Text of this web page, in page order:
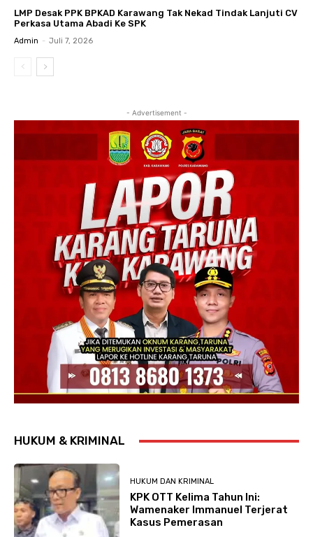
LMP Desak PPK BPKAD Karawang Tak Nekad Tindak Lanjuti CV
Perkasa Utama Abadi Ke SPK
Admin - Juli 7, 2026
- Advertisement -
HUKUM & KRIMINAL
HUKUM DAN KRIMINAL
KPK OTT Kelima Tahun Ini:
Wamenaker Immanuel Terjerat
Kasus Pemerasan